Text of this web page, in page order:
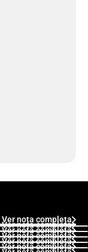
Ver nota completa
Ver nota completa
Ver nota completa
Ver nota completa
Ver nota completa
Ver nota completa